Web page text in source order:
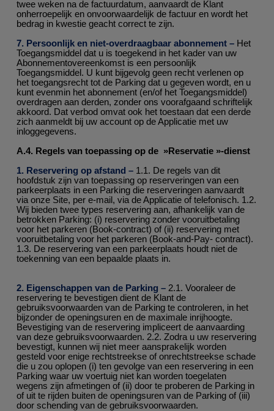
twee weken na de factuurdatum, aanvaardt de Klant
onherroepelijk en onvoorwaardelijk de factuur en wordt het
bedrag in kwestie geacht correct te zijn.
7. Persoonlijk en niet-overdraagbaar abonnement – Het
Toegangsmiddel dat u is toegekend in het kader van uw
Abonnementovereenkomst is een persoonlijk
Toegangsmiddel. U kunt bijgevolg geen recht verlenen op
het toegangsrecht tot de Parking dat u gegeven wordt, en u
kunt evenmin het abonnement (en/of het Toegangsmiddel)
overdragen aan derden, zonder ons voorafgaand schriftelijk
akkoord. Dat verbod omvat ook het toestaan dat een derde
zich aanmeldt bij uw account op de Applicatie met uw
inloggegevens.
A.4. Regels van toepassing op de »Reservatie »-dienst
1. Reservering op afstand – 1.1. De regels van dit
hoofdstuk zijn van toepassing op reserveringen van een
parkeerplaats in een Parking die reserveringen aanvaardt
via onze Site, per e-mail, via de Applicatie of telefonisch. 1.2.
Wij bieden twee types reservering aan, afhankelijk van de
betrokken Parking: (i) reservering zonder vooruitbetaling
voor het parkeren (Book-contract) of (ii) reservering met
vooruitbetaling voor het parkeren (Book-and-Pay- contract).
1.3. De reservering van een parkeerplaats houdt niet de
toekenning van een bepaalde plaats in.
2. Eigenschappen van de Parking – 2.1. Vooraleer de
reservering te bevestigen dient de Klant de
gebruiksvoorwaarden van de Parking te controleren, in het
bijzonder de openingsuren en de maximale inrijhoogte.
Bevestiging van de reservering impliceert de aanvaarding
van deze gebruiksvoorwaarden. 2.2. Zodra u uw reservering
bevestigt, kunnen wij niet meer aansprakelijk worden
gesteld voor enige rechtstreekse of onrechtstreekse schade
die u zou oplopen (i) ten gevolge van een reservering in een
Parking waar uw voertuig niet kan worden toegelaten
wegens zijn afmetingen of (ii) door te proberen de Parking in
of uit te rijden buiten de openingsuren van de Parking of (iii)
door schending van de gebruiksvoorwaarden.